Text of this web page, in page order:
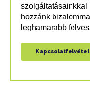
szolgáltatásainkkal
hozzánk
leghamarabb
Kapcsolatfelvétel